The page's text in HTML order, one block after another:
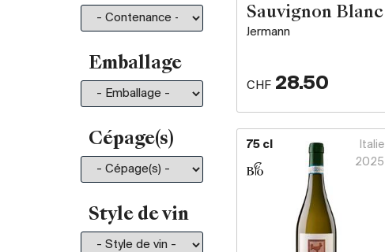
Plus de 200.-
26
Emballage
Cépage(s)
Style de vin
Sauvignon Blanc
Jermann
CHF 28.50
75 cl
Italie
2025